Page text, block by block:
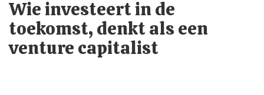
Wie investeert in de
toekomst, denkt als een
venture capitalist